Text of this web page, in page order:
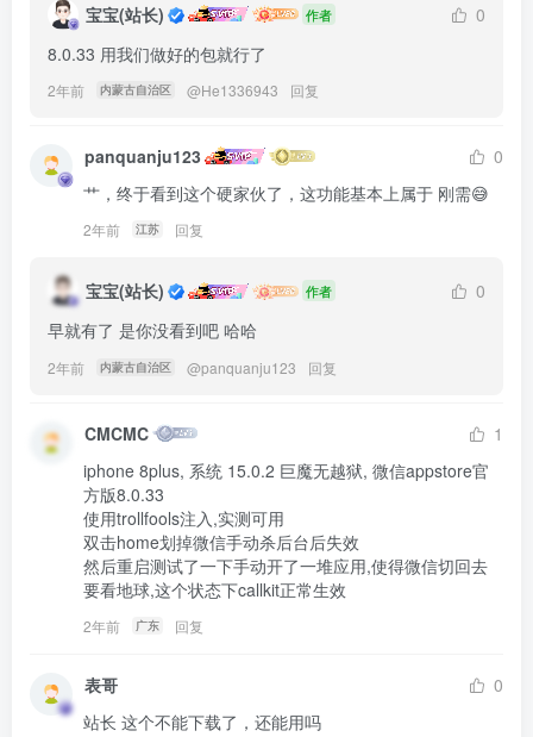
宝宝(站长) 作者
0
8.0.33 用我们做好的包就行了
2年前 内蒙古自治区 @He1336943 回复
panquanju123
0
艹，终于看到这个硬家伙了，这功能基本上属于 刚需😅
2年前 江苏 回复
宝宝(站长) 作者
0
早就有了 是你没看到吧 哈哈
2年前 内蒙古自治区 @panquanju123 回复
CMCMC
1
iphone 8plus, 系统 15.0.2 巨魔无越狱, 微信appstore官
方版8.0.33
使用trollfools注入,实测可用
双击home划掉微信手动杀后台后失效
然后重启测试了一下手动开了一堆应用,使得微信切回去
要看地球,这个状态下callkit正常生效
2年前 广东 回复
表哥
0
站长 这个不能下载了，还能用吗